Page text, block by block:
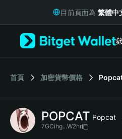
Русский
Italiano
简体中文
繁體中文
目前頁面為 繁體中
首頁 加密貨幣價格
POPCAT Popcat
7GCihg...W2hr